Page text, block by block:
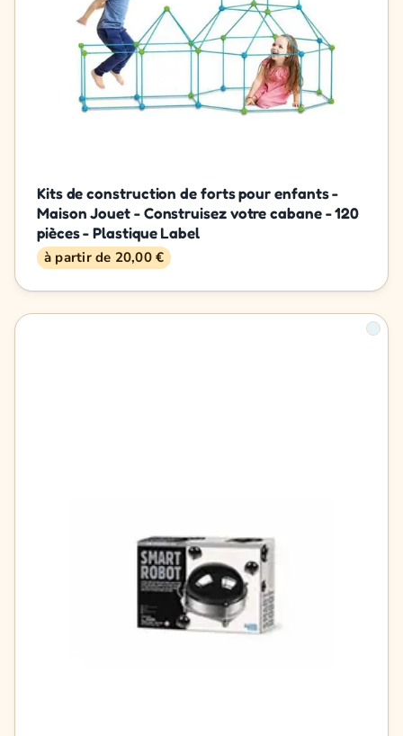
Kits de construction de forts pour enfants -
Maison Jouet - Construisez votre cabane - 120
pièces - Plastique Label
à partir de 20,00 €